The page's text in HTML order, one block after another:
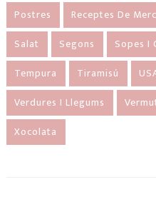
Postres
Receptes De
Salat
Segons Sopes I
Tempura
Tiramisú
Verdures I Llegums
Xocolata